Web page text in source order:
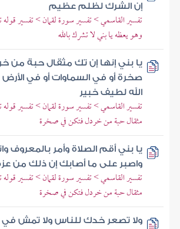
إن الشرك لظلم عظيم
تفسير القاسمي > تفسير سورة لقمان > تفسير قوله
وهو يعظه يا بني لا تشرك بالله
يا بني إنها إن تك مثقال حبة من
صخرة أو في السماوات أو في الأرض
الله لطيف خبير
تفسير القاسمي > تفسير سورة لقمان > تفسير قوله
مثقال حبة من خردل فتكن في صخرة
يا بني أقم الصلاة وأمر بالمعروف
واصبر على ما أصابك إن ذلك من عزم
تفسير القاسمي > تفسير سورة لقمان > تفسير قوله
مثقال حبة من خردل فتكن في صخرة
ولا تصعر خدك للناس ولا تمش في